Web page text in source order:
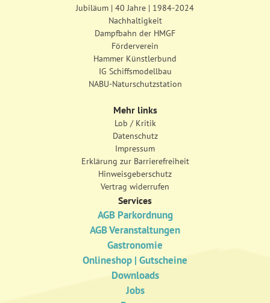
Jubiläum | 40 Jahre | 1984-2024
Nachhaltigkeit
Dampfbahn der HMGF
Förderverein
Hammer Künstlerbund
IG Schiffsmodellbau
NABU-Naturschutzstation
Mehr links
Lob / Kritik
Datenschutz
Impressum
Erklärung zur Barrierefreiheit
Hinweisgeberschutz
Vertrag widerrufen
Services
AGB Parkordnung
AGB Veranstaltungen
Gastronomie
Onlineshop | Gutscheine
Downloads
Jobs